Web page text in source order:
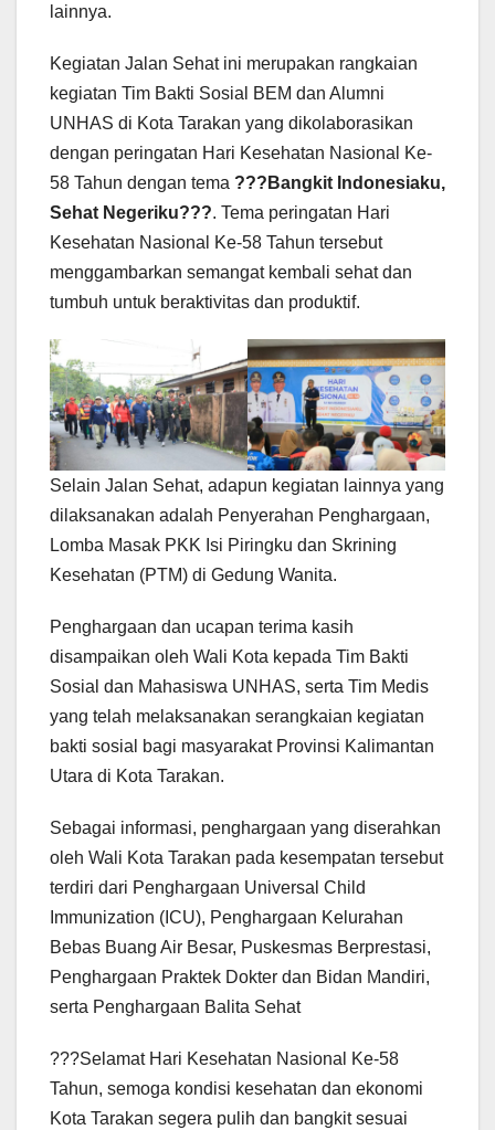
lainnya.
Kegiatan Jalan Sehat ini merupakan rangkaian
kegiatan Tim Bakti Sosial BEM dan Alumni
UNHAS di Kota Tarakan yang dikolaborasikan
dengan peringatan Hari Kesehatan Nasional Ke-
58 Tahun dengan tema ???Bangkit Indonesiaku,
Sehat Negeriku???. Tema peringatan Hari
Kesehatan Nasional Ke-58 Tahun tersebut
menggambarkan semangat kembali sehat dan
tumbuh untuk beraktivitas dan produktif.
Selain Jalan Sehat, adapun kegiatan lainnya yang
dilaksanakan adalah Penyerahan Penghargaan,
Lomba Masak PKK Isi Piringku dan Skrining
Kesehatan (PTM) di Gedung Wanita.
Penghargaan dan ucapan terima kasih
disampaikan oleh Wali Kota kepada Tim Bakti
Sosial dan Mahasiswa UNHAS, serta Tim Medis
yang telah melaksanakan serangkaian kegiatan
bakti sosial bagi masyarakat Provinsi Kalimantan
Utara di Kota Tarakan.
Sebagai informasi, penghargaan yang diserahkan
oleh Wali Kota Tarakan pada kesempatan tersebut
terdiri dari Penghargaan Universal Child
Immunization (ICU), Penghargaan Kelurahan
Bebas Buang Air Besar, Puskesmas Berprestasi,
Penghargaan Praktek Dokter dan Bidan Mandiri,
serta Penghargaan Balita Sehat
???Selamat Hari Kesehatan Nasional Ke-58
Tahun, semoga kondisi kesehatan dan ekonomi
Kota Tarakan segera pulih dan bangkit sesuai